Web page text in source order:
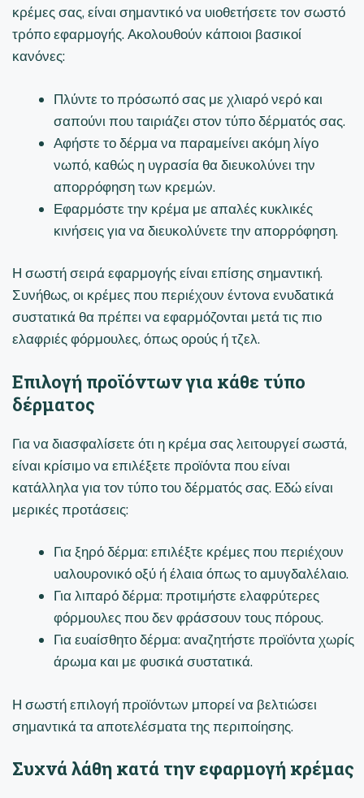
κρέμες σας, είναι σημαντικό να υιοθετήσετε τον σωστό
τρόπο εφαρμογής. Ακολουθούν κάποιοι βασικοί
κανόνες:
Πλύντε το πρόσωπό σας με χλιαρό νερό και
σαπούνι που ταιριάζει στον τύπο δέρματός σας.
Αφήστε το δέρμα να παραμείνει ακόμη λίγο
νωπό, καθώς η υγρασία θα διευκολύνει την
απορρόφηση των κρεμών.
Εφαρμόστε την κρέμα με απαλές κυκλικές
κινήσεις για να διευκολύνετε την απορρόφηση.
Η σωστή σειρά εφαρμογής είναι επίσης σημαντική.
Συνήθως, οι κρέμες που περιέχουν έντονα ενυδατικά
συστατικά θα πρέπει να εφαρμόζονται μετά τις πιο
ελαφριές φόρμουλες, όπως ορούς ή τζελ.
Επιλογή προϊόντων για κάθε τύπο
δέρματος
Για να διασφαλίσετε ότι η κρέμα σας λειτουργεί σωστά,
είναι κρίσιμο να επιλέξετε προϊόντα που είναι
κατάλληλα για τον τύπο του δέρματός σας. Εδώ είναι
μερικές προτάσεις:
Για ξηρό δέρμα: επιλέξτε κρέμες που περιέχουν
υαλουρονικό οξύ ή έλαια όπως το αμυγδαλέλαιο.
Για λιπαρό δέρμα: προτιμήστε ελαφρύτερες
φόρμουλες που δεν φράσσουν τους πόρους.
Για ευαίσθητο δέρμα: αναζητήστε προϊόντα χωρίς
άρωμα και με φυσικά συστατικά.
Η σωστή επιλογή προϊόντων μπορεί να βελτιώσει
σημαντικά τα αποτελέσματα της περιποίησης.
Συχνά λάθη κατά την εφαρμογή κρέμας